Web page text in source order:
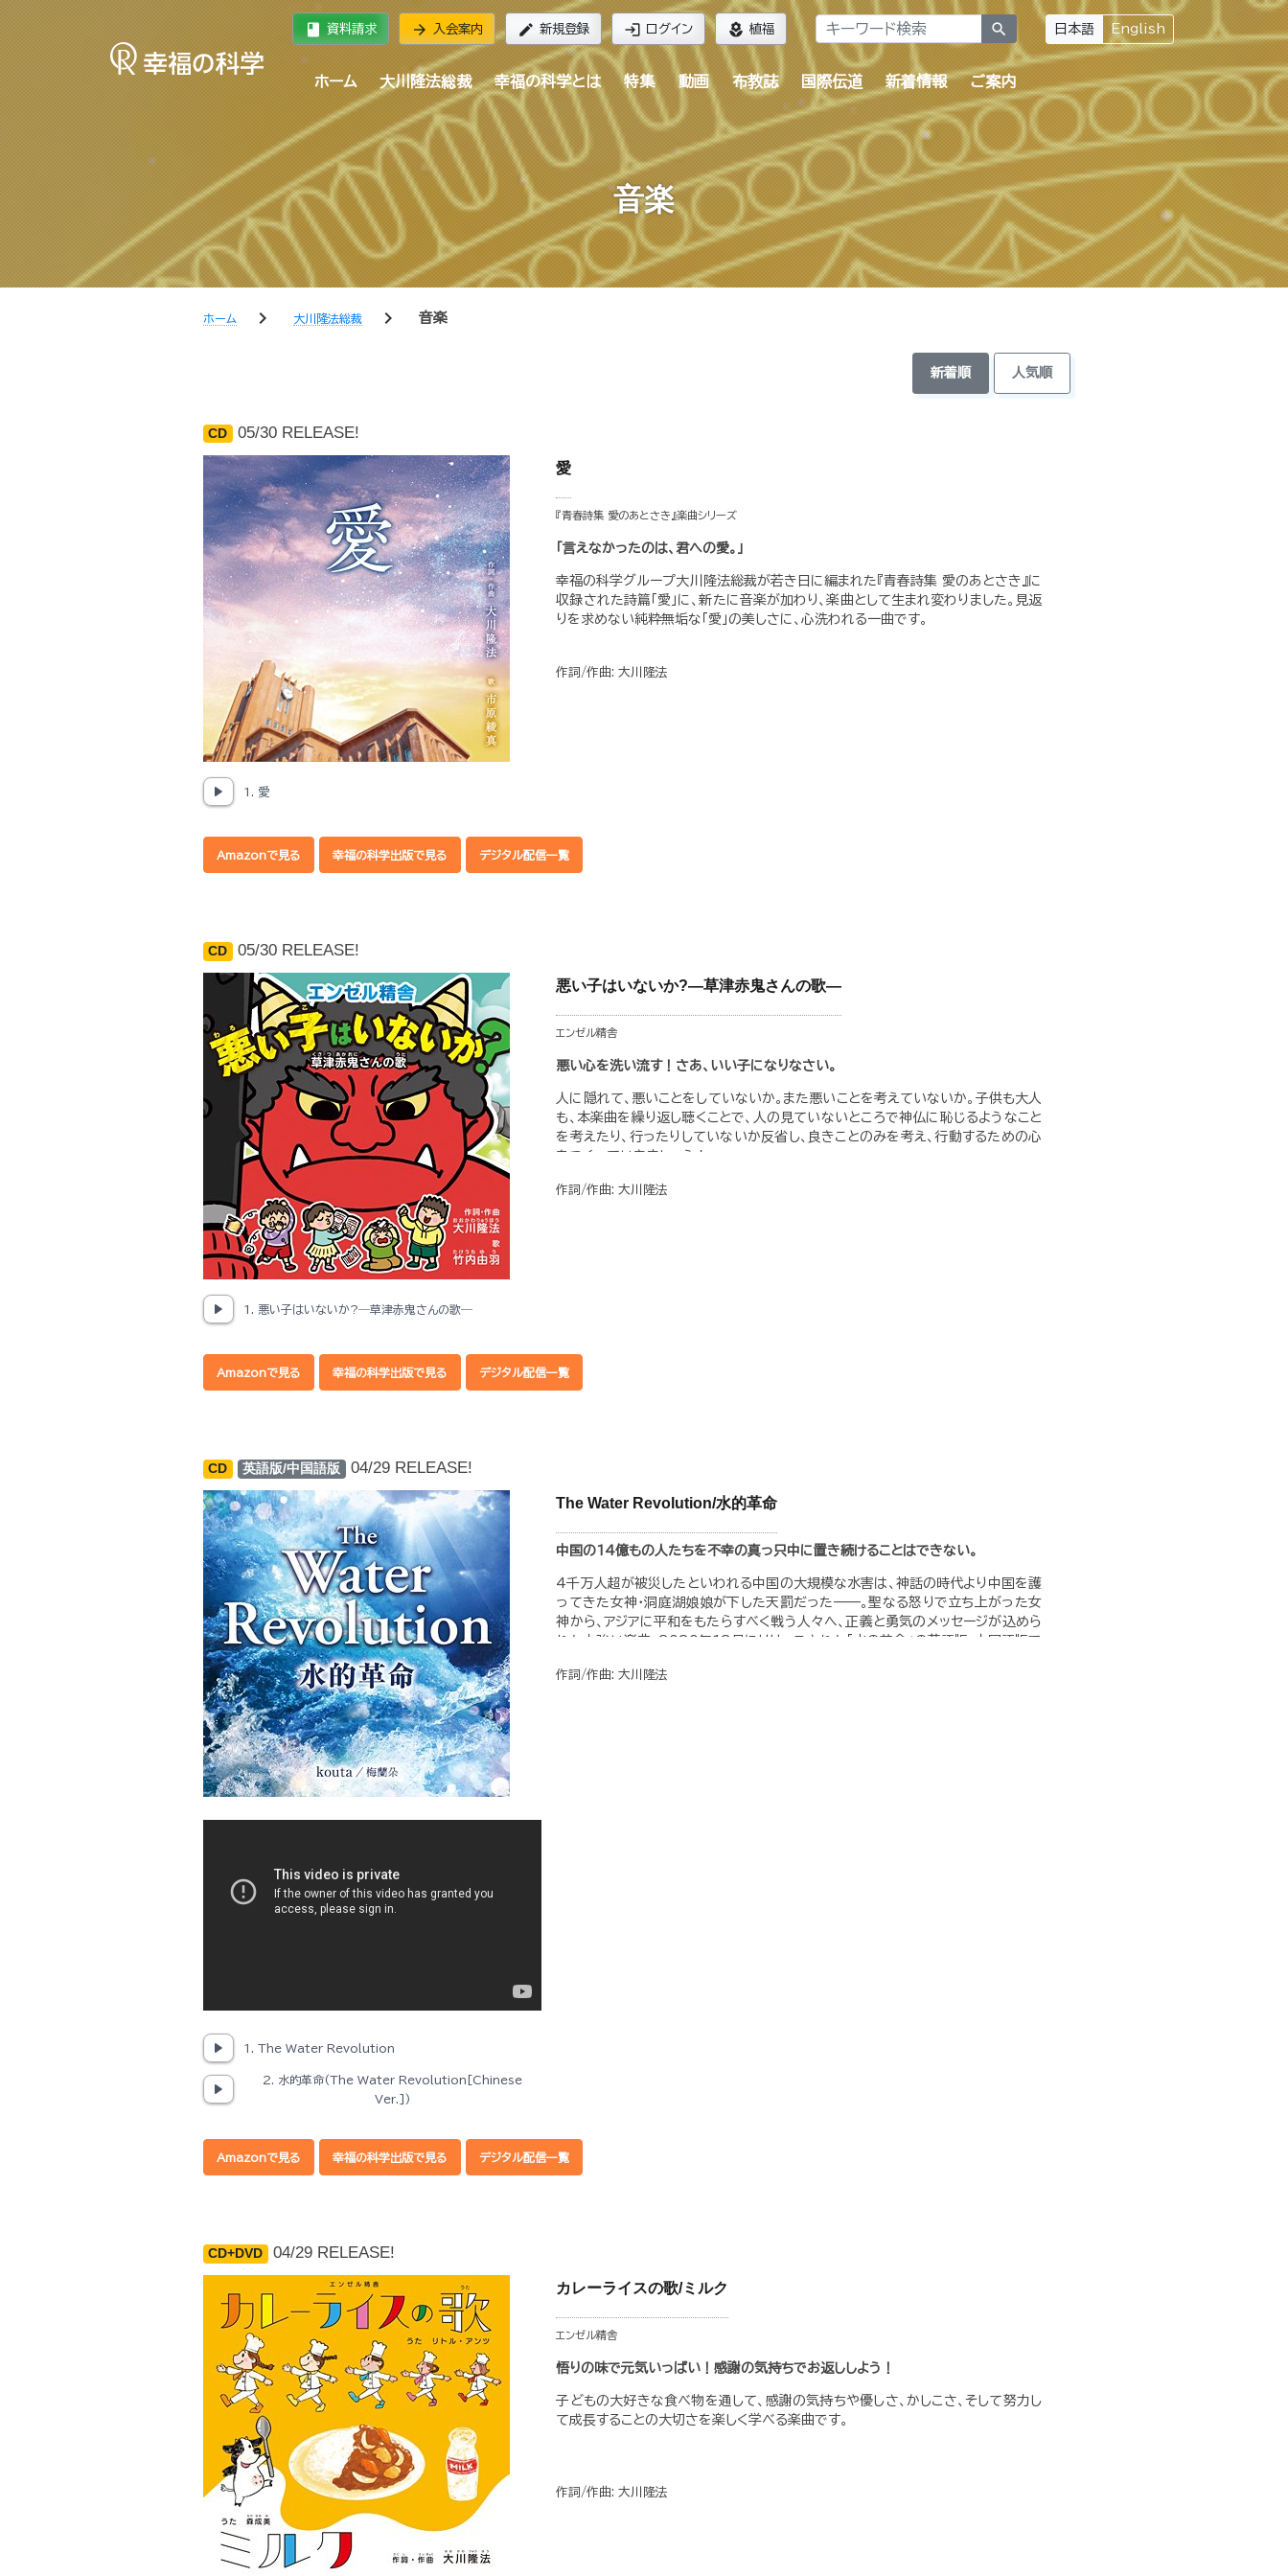
book 資料請求 arrow_forward 入会案内 edit 新規登録 login ログイン local_florist 植福 search 日本語 English
ホーム 大川隆法総裁 幸福の科学とは 特集 動画 布教誌 国際伝道 新着情報 ご案内
音楽
ホーム chevron_right 大川隆法総裁 chevron_right 音楽
新着順 人気順
CD 05/30 RELEASE!
1. 愛
愛
『青春詩集 愛のあとさき』楽曲シリーズ
「言えなかったのは、君への愛。」
幸福の科学グループ大川隆法総裁が若き日に編まれた『青春詩集 愛のあとさき』に
収録された詩篇「愛」に、新たに音楽が加わり、楽曲として生まれ変わりました。見返
りを求めない純粋無垢な「愛」の美しさに、心洗われる一曲です。
作詞/作曲: 大川隆法
Amazonで見る 幸福の科学出版で見る デジタル配信一覧
CD 05/30 RELEASE!
1. 悪い子はいないか?―草津赤鬼さんの歌―
悪い子はいないか?―草津赤鬼さんの歌―
エンゼル精舎
悪い心を洗い流す！さあ、いい子になりなさい。
人に隠れて、悪いことをしていないか。また悪いことを考えていないか。子供も大人
も、本楽曲を繰り返し聴くことで、人の見ていないところで神仏に恥じるようなこと
を考えたり、行ったりしていないか反省し、良きことのみを考え、行動するための心
をつくっていきましょう！
作詞/作曲: 大川隆法
Amazonで見る 幸福の科学出版で見る デジタル配信一覧
CD 英語版/中国語版 04/29 RELEASE!
1. The Water Revolution
2. 水的革命(The Water Revolution[Chinese
Ver.])
The Water Revolution/水的革命
中国の14億もの人たちを不幸の真っ只中に置き続けることはできない。
4千万人超が被災したといわれる中国の大規模な水害は、神話の時代より中国を護
ってきた女神・洞庭湖娘娘が下した天罰だった——。聖なる怒りで立ち上がった女
神から、アジアに平和をもたらすべく戦う人々へ、正義と勇気のメッセージが込めら
れた力強い楽曲。2020年12月にリリースされた「水の革命」の英語版・中国語版で
作詞/作曲: 大川隆法
Amazonで見る 幸福の科学出版で見る デジタル配信一覧
CD+DVD 04/29 RELEASE!
カレーライスの歌/ミルク
エンゼル精舎
悟りの味で元気いっぱい！感謝の気持ちでお返ししよう！
子どもの大好きな食べ物を通して、感謝の気持ちや優しさ、かしこさ、そして努力し
て成長することの大切さを楽しく学べる楽曲です。
作詞/作曲: 大川隆法